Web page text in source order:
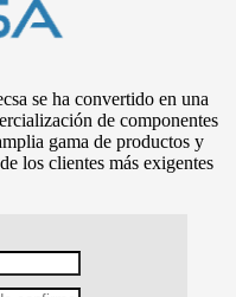
se ha convertido en una
de componentes
gama de productos y
los clientes más exigentes